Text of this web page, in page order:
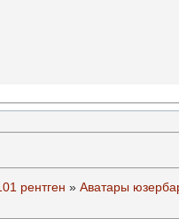
рентген » Аватары